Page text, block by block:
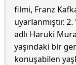
filmi, Franz
uyarlanmıştır.
adlı Haruki
yaşındaki bir
konuşabilen